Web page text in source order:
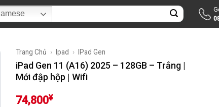
Trang Chủ › Ipad › IPad Gen
iPad Gen 11 (A16) 2025 – 128GB – Trắng |
Mới đập hộp | Wifi
74,800¥